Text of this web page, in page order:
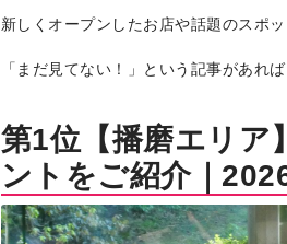
新しくオープンしたお店や話題のスポ
「まだ見てない！」という記事があれ
第1位【播磨エリア
ントをご紹介｜